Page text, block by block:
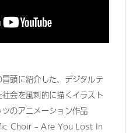
頭に紹介した、デジタルテ
会を風刺的に描くイラスト
のアニメーション作品
Choir – Are You Lost In